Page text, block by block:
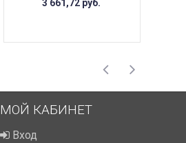
3 661,72 руб.
МОЙ КАБИНЕТ
Вход